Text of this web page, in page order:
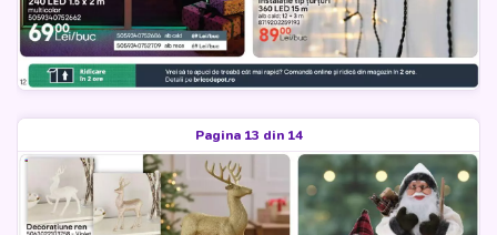
Pagina 13 din 14